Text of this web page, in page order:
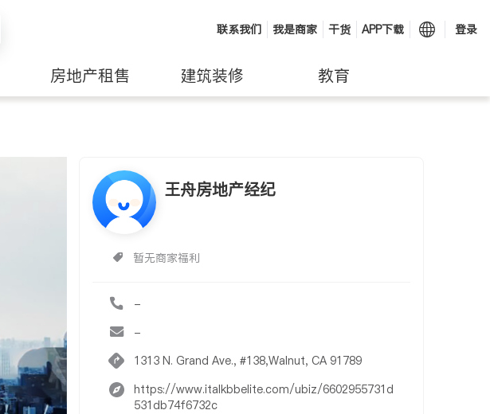
联系我们 我是商家 干货 APP下载 登录
房地产租售 建筑装修 教育
王舟房地产经纪
暂无商家福利
-
-
1313 N. Grand Ave., #138,Walnut, CA 91789
https://www.italkbbelite.com/ubiz/6602955731d
531db74f6732c